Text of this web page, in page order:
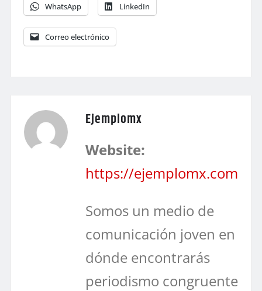
WhatsApp LinkedIn
Correo electrónico
Ejemplomx
Website:
https://ejemplomx.com
Somos un medio de
comunicación joven en
dónde encontrarás
periodismo congruente